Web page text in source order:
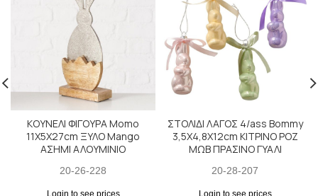
ΚΟΥΝΕΛΙ ΦΙΓΟΥΡΑ Momo
11Χ5Χ27cm ΞΥΛΟ Mango
ΑΣΗΜΙ ΑΛΟΥΜΙΝΙΟ
20-26-228
Login to see prices
ΣΤΟΛΙΔΙ ΛΑΓΟΣ 4/ass Bommy
3,5Χ4,8Χ12cm ΚΙΤΡΙΝΟ ΡΟΖ
ΜΩΒ ΠΡΑΣΙΝΟ ΓΥΑΛΙ
20-28-207
Login to see prices